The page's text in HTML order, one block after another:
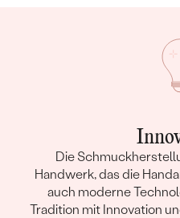
Die
Handwerk, das die
auch moderne
Tradition mit Innovation